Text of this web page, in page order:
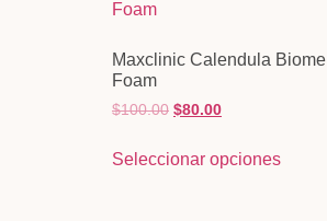
Maxclinic Calendula Biome
Foam
$100.00 $80.00
Seleccionar opciones